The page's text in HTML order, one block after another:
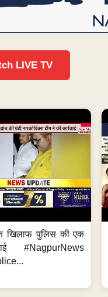
LIVE TV
खिलाफ पुलिस की एक
#NagpurNews